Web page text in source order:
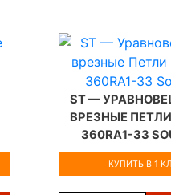
ST —
ВРЕЗНЫЕ ПЕТЛИ
360RA1-33
КУПИТЬ В 1